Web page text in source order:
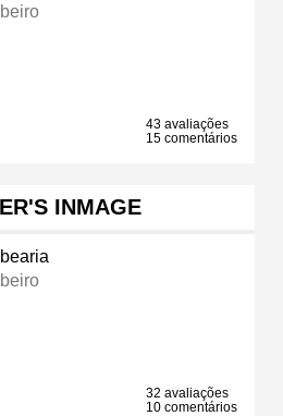
43 avaliações
15 comentários
INMAGE
32 avaliações
10 comentários